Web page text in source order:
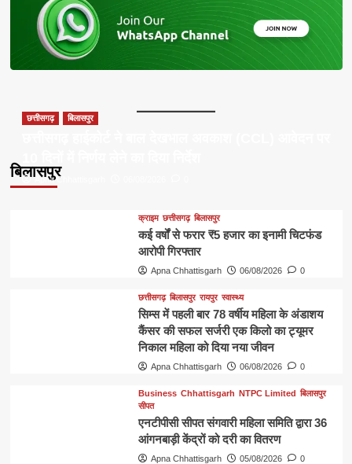
बिलासपुर
छत्तीसगढ़ बिलासपुर
Apna Chhattisgarh
क्राइम छत्तीसगढ़ बिलासपुर
कई वर्षों से फरार ₹5 हजार का इनामी चिटफंड
आरोपी गिरफ्तार
Apna Chhattisgarh 06/08/2026 0
छत्तीसगढ़ बिलासपुर रायपुर स्वास्थ्य
सिम्स में पहली बार 78 वर्षीय महिला के अंडाशय
कैंसर की सफल सर्जरी एक किलो का ट्यूमर
निकाल महिला को दिया नया जीवन
Apna Chhattisgarh 06/08/2026 0
Business Chhattisgarh NTPC Limited बिलासपुर
सीपत
एनटीपीसी सीपत संगवारी महिला समिति द्वारा 36
आंगनबाड़ी केंद्रों को दरी का वितरण
Apna Chhattisgarh 05/08/2026 0